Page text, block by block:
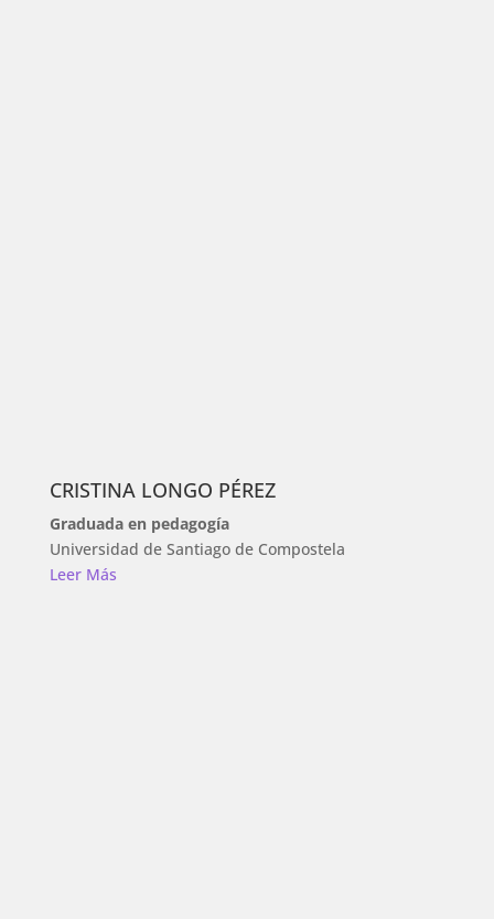
CRISTINA LONGO PÉREZ
Graduada en pedagogía
Universidad de Santiago de Compostela
Leer Más